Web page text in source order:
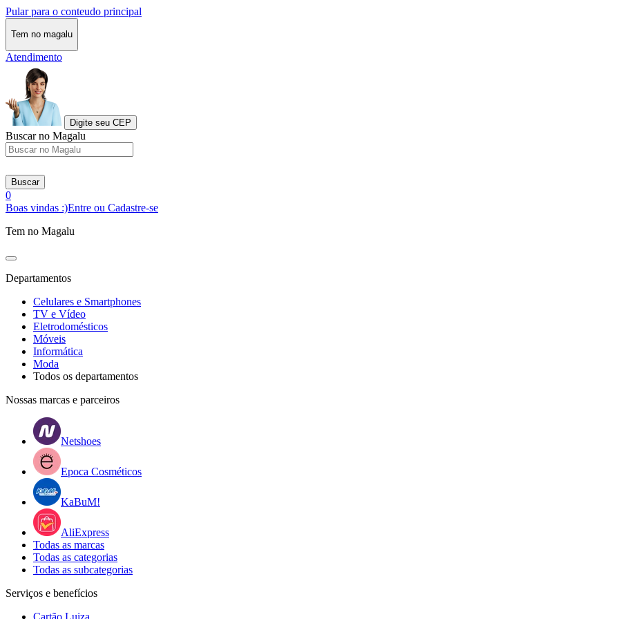
Pular para o conteudo principal
Tem no magalu
Atendimento
Digite seu CEP
Buscar no Magalu
Buscar
0
Boas vindas :)Entre ou Cadastre-se
Tem no Magalu
Departamentos
Celulares e Smartphones
TV e Vídeo
Eletrodomésticos
Móveis
Informática
Moda
Todos os departamentos
Nossas marcas e parceiros
Netshoes
Epoca Cosméticos
KaBuM!
AliExpress
Todas as marcas
Todas as categorias
Todas as subcategorias
Serviços e benefícios
Cartão Luiza